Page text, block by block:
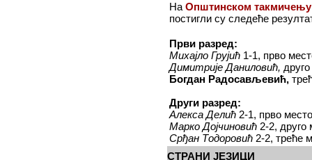
На Општинском такмичењу
постигли су следеће
Први разред:
Михајло Грујић 1-1, прво
Димитрије Даниловић,
Богдан Радосављевић,
Други разред:
Алекса Делић 2-1, прво место
Марко Дојчиновић 2-2, друго
Срђан Тодоровић 2-2, треће
СТРАНИ ЈЕЗИЦИ